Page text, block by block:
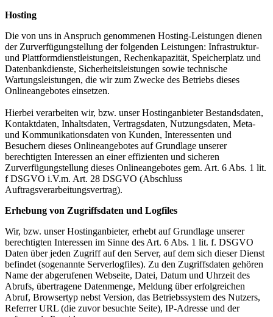
Hosting
Die von uns in Anspruch genommenen Hosting-Leistungen dienen
der Zurverfügungstellung der folgenden Leistungen: Infrastruktur-
und Plattformdienstleistungen, Rechenkapazität, Speicherplatz und
Datenbankdienste, Sicherheitsleistungen sowie technische
Wartungsleistungen, die wir zum Zwecke des Betriebs dieses
Onlineangebotes einsetzen.
Hierbei verarbeiten wir, bzw. unser Hostinganbieter Bestandsdaten,
Kontaktdaten, Inhaltsdaten, Vertragsdaten, Nutzungsdaten, Meta-
und Kommunikationsdaten von Kunden, Interessenten und
Besuchern dieses Onlineangebotes auf Grundlage unserer
berechtigten Interessen an einer effizienten und sicheren
Zurverfügungstellung dieses Onlineangebotes gem. Art. 6 Abs. 1 lit.
f DSGVO i.V.m. Art. 28 DSGVO (Abschluss
Auftragsverarbeitungsvertrag).
Erhebung von Zugriffsdaten und Logfiles
Wir, bzw. unser Hostinganbieter, erhebt auf Grundlage unserer
berechtigten Interessen im Sinne des Art. 6 Abs. 1 lit. f. DSGVO
Daten über jeden Zugriff auf den Server, auf dem sich dieser Dienst
befindet (sogenannte Serverlogfiles). Zu den Zugriffsdaten gehören
Name der abgerufenen Webseite, Datei, Datum und Uhrzeit des
Abrufs, übertragene Datenmenge, Meldung über erfolgreichen
Abruf, Browsertyp nebst Version, das Betriebssystem des Nutzers,
Referrer URL (die zuvor besuchte Seite), IP-Adresse und der